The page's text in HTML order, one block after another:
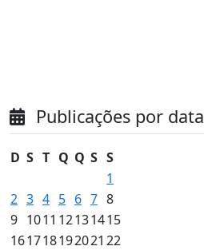
Publicações por data
D S T Q Q S S
1
2 3 4 5 6 7 8
9 1011 12131415
161718192021 22